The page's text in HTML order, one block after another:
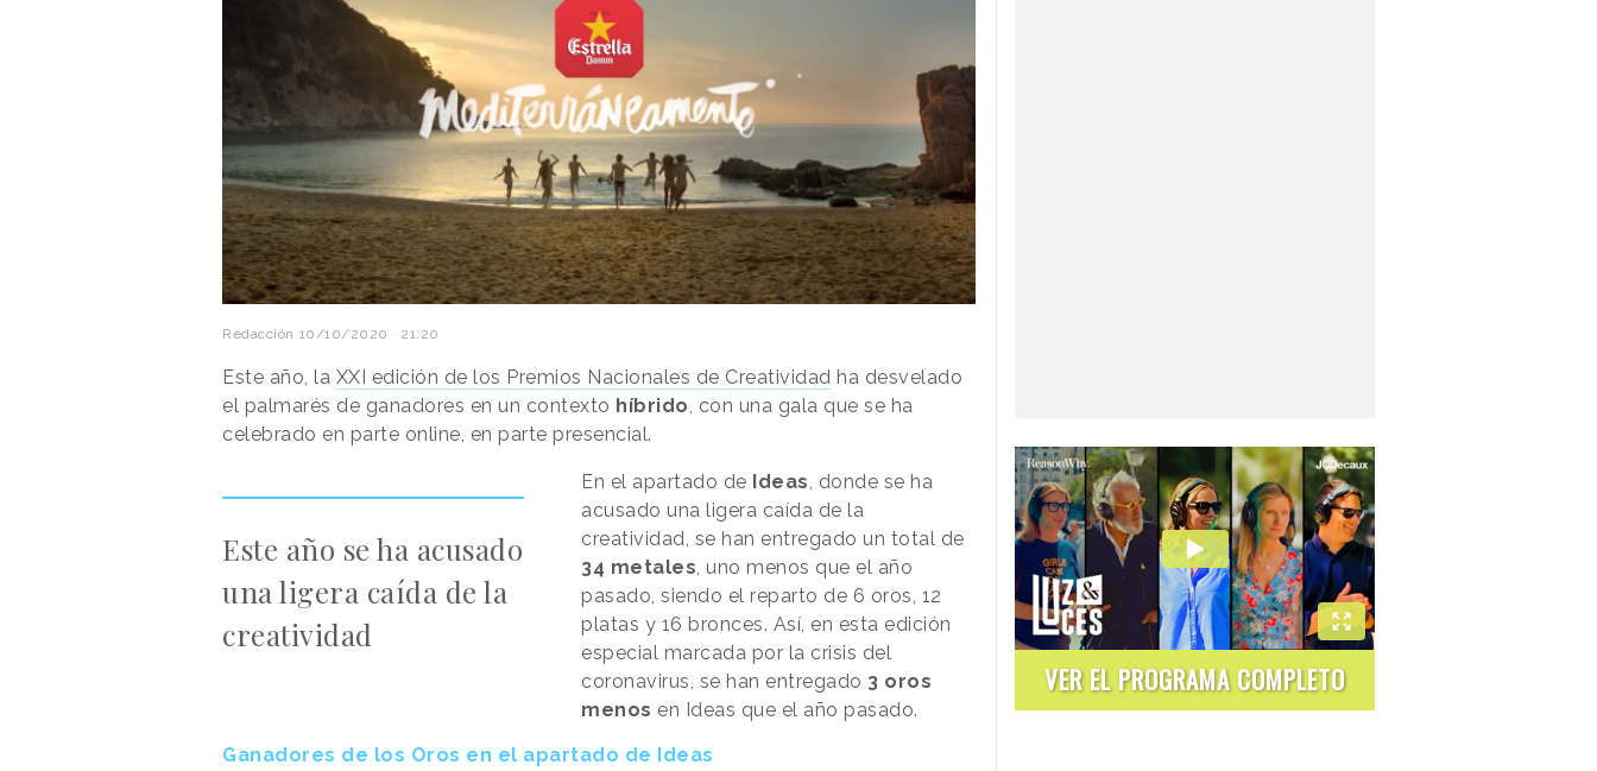
Redacción 10/10/2020 · 21:20
Este año, la XXI edición de los Premios Nacionales de Creatividad ha desvelado
el palmarés de ganadores en un contexto híbrido , con una gala que se ha
celebrado en parte online, en parte presencial.
Este año se ha acusado
una ligera caída de la
creatividad
En el apartado de Ideas , donde se ha
acusado una ligera caída de la
creatividad, se han entregado un total de
34 metales , uno menos que el año
pasado, siendo el reparto de 6 oros, 12
platas y 16 bronces. Así, en esta edición
especial marcada por la crisis del
coronavirus, se han entregado 3 oros
menos en Ideas que el año pasado.
Ganadores de los Oros en el apartado de Ideas
VER EL PROGRAMA COMPLETO